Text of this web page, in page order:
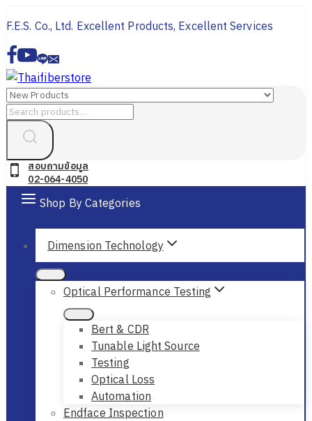
to
content
F.E.S. Co., Ltd. Excellent Products, Excellent Services
Search
สอบถามข้อมูล
02-064-4050
Shop By Categories
Dimension Technology
Optical Performance Testing
Bert & CDR
Tunable Light Source
Testing
Optical Loss
Automation
Endface Inspection